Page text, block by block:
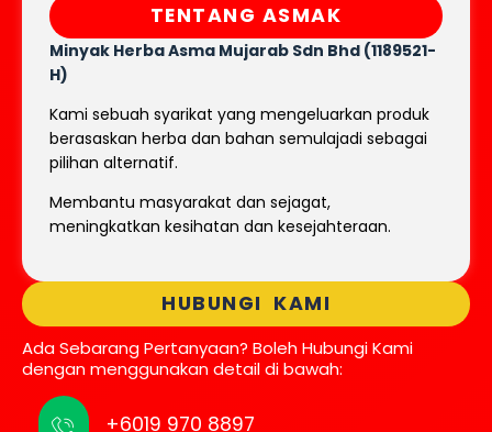
TENTANG ASMAK
Minyak Herba Asma Mujarab Sdn Bhd (1189521-
H)
Kami sebuah syarikat yang mengeluarkan produk
berasaskan herba dan bahan semulajadi sebagai
pilihan alternatif.
Membantu masyarakat dan sejagat,
meningkatkan kesihatan dan kesejahteraan.
HUBUNGI KAMI
Ada Sebarang Pertanyaan? Boleh Hubungi Kami
dengan menggunakan detail di bawah:
+6019 970 8897